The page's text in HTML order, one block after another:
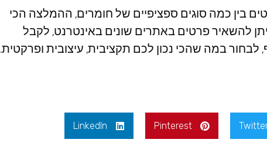
בין כמה סוגים ספציפיים של חומרים, ההמלצה הכי
להשאיר פרטים באתרים שונים באינטרנט, לקבל
במה שהכי נכון לכם תקציבית, עיצובית ופרקטית.
Pinterest
LinkedIn